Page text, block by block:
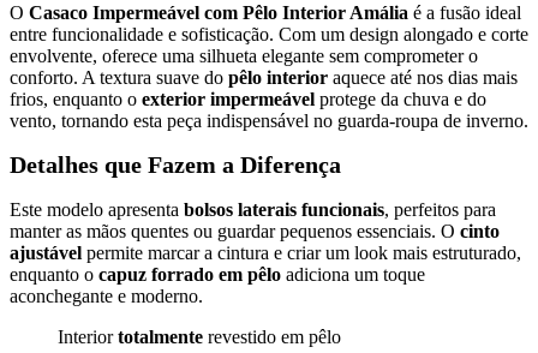
O Casaco Impermeável com Pêlo Interior Amália é a fusão ideal
entre funcionalidade e sofisticação. Com um design alongado e corte
envolvente, oferece uma silhueta elegante sem comprometer o
conforto. A textura suave do pêlo interior aquece até nos dias mais
frios, enquanto o exterior impermeável protege da chuva e do
vento, tornando esta peça indispensável no guarda-roupa de inverno.
Detalhes que Fazem a Diferença
Este modelo apresenta bolsos laterais funcionais, perfeitos para
manter as mãos quentes ou guardar pequenos essenciais. O cinto
ajustável permite marcar a cintura e criar um look mais estruturado,
enquanto o capuz forrado em pêlo adiciona um toque
aconchegante e moderno.
Interiortotalmente revestido em pêlo